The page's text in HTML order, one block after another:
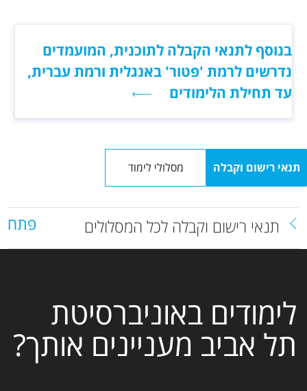
בנוסף לתנאי הקבלה לתוכנית, המועמדים
נדרשים לרמת 'פטור' באנגלית ורמת עברית,
עד תחילת הלימודים
תנאי רישום וקבלה מסלולי לימוד
תנאי רישום וקבלה לכל המסלולים פתח
לימודים באוניברסיטת
תל אביב מעניינים אותך?